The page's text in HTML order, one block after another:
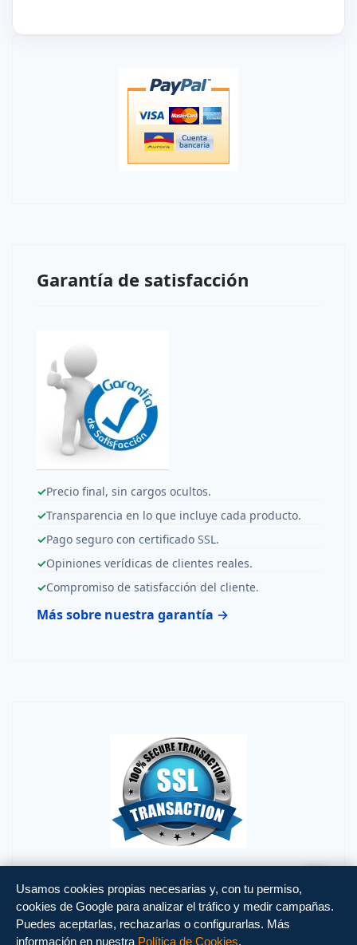
Garantía de satisfacción
✓Precio final, sin cargos ocultos.
✓Transparencia en lo que incluye cada producto.
✓Pago seguro con certificado SSL.
✓Opiniones verídicas de clientes reales.
✓Compromiso de satisfacción del cliente.
Más sobre nuestra garantía →
Usamos cookies propias necesarias y, con tu permiso,
cookies de Google para analizar el tráfico y medir campañas.
Puedes aceptarlas, rechazarlas o configurarlas. Más
información en nuestra Política de Cookies.